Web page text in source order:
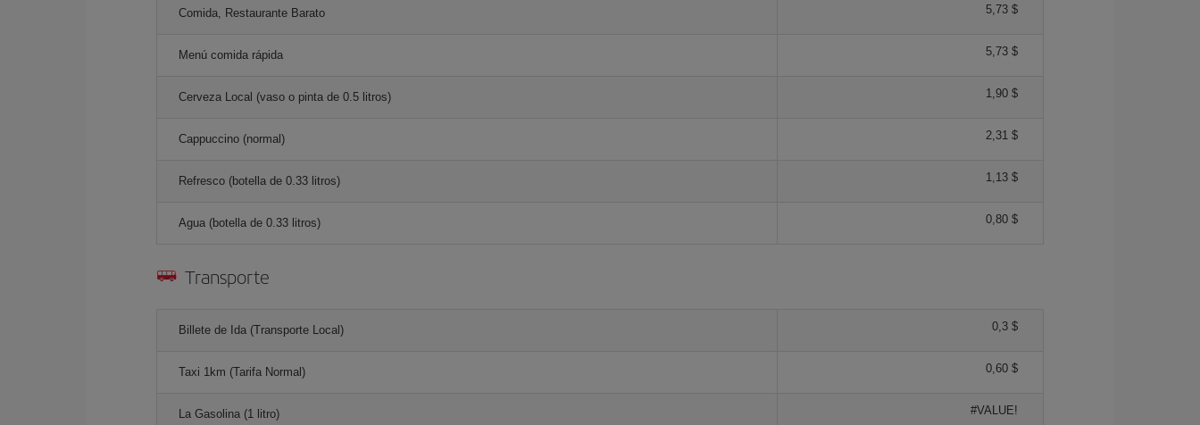
Comida, Restaurante Barato 5,73 $
Menú comida rápida 5,73 $
Cerveza Local (vaso o pinta de 0.5 litros) 1,90 $
Cappuccino (normal) 2,31 $
Refresco (botella de 0.33 litros) 1,13 $
Agua (botella de 0.33 litros) 0,80 $
Transporte
Billete de Ida (Transporte Local) 0,3 $
Taxi 1km (Tarifa Normal) 0,60 $
La Gasolina (1 litro) #VALUE!